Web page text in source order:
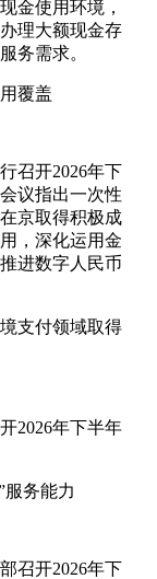
金使用环境，
理大额现金存
务需求。
覆盖
召开2026年下
议指出一次性
京取得积极成
，深化运用金
进数字人民币
支付领域取得
2026年下半年
服务能力
召开2026年下